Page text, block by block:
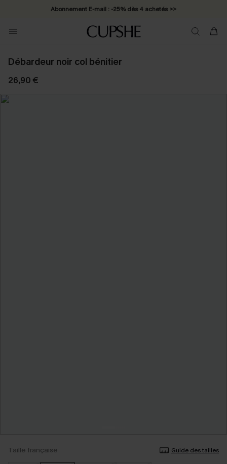
Abonnement E-mail : -25% dès 4 achetés >>
Débardeur noir col bénitier
26,90 €
Taille française Guide des tailles